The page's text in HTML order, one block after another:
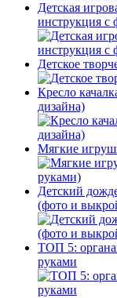
Детская
инструкция с
Детское
Кресло
дизайна)
Мягкие
Детский
(фото и
ТОП 5:
руками